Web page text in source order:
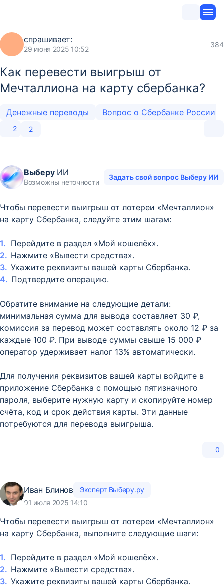
спрашивает:
29 июня 2025 10:52
384
Как перевести выигрыш от
Мечталлиона на карту сбербанка?
Денежные переводы Вопрос о Сбербанке России
2 2
ВыберуИИ
Возможны неточности
Задать свой вопрос Выберу ИИ
Чтобы перевести выигрыш от лотереи «Мечталлион»
на карту Сбербанка, следуйте этим шагам:
Перейдите в раздел «Мой кошелёк».
Нажмите «Вывести средства».
Укажите реквизиты вашей карты Сбербанка.
Подтвердите операцию.
Обратите внимание на следующие детали:
минимальная сумма для вывода составляет 30 ₽,
комиссия за перевод может составлять около 12 ₽ за
каждые 100 ₽. При выводе суммы свыше 15 000 ₽
оператор удерживает налог 13% автоматически.
Для получения реквизитов вашей карты войдите в
приложение Сбербанка с помощью пятизначного
пароля, выберите нужную карту и скопируйте номер
счёта, код и срок действия карты. Эти данные
потребуются для перевода выигрыша.
0
Иван Блинов
Эксперт Выберу.ру
01 июля 2025 14:10
Чтобы перевести выигрыш от лотереи «Мечталлион»
на карту Сбербанка, выполните следующие шаги:
Перейдите в раздел «Мой кошелёк».
Нажмите «Вывести средства».
Укажите реквизиты вашей карты Сбербанка.